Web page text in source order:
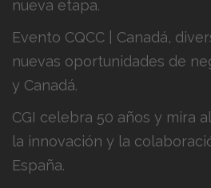
nueva etapa.
Evento CQCC | Canadá,
nuevas oportunidades de
y Canadá.
CGI celebra 50 años y mira
la innovación y la
España.